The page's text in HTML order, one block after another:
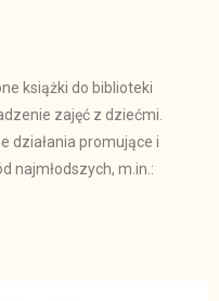
książki do biblioteki
zajęć z dziećmi.
działania promujące i
najmłodszych, m.in.: